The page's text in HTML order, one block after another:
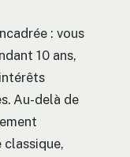
: vous
10 ans,
Au-delà de
classique,